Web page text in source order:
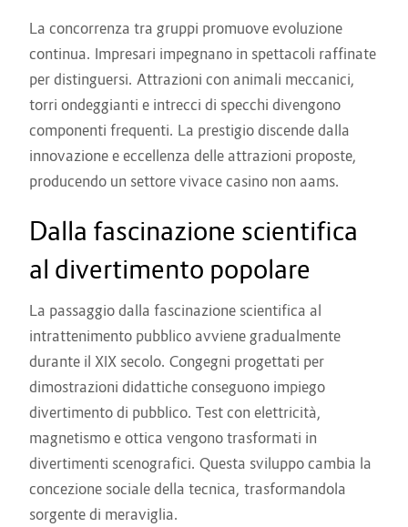
La concorrenza tra gruppi promuove evoluzione
continua. Impresari impegnano in spettacoli raffinate
per distinguersi. Attrazioni con animali meccanici,
torri ondeggianti e intrecci di specchi divengono
componenti frequenti. La prestigio discende dalla
innovazione e eccellenza delle attrazioni proposte,
producendo un settore vivace casino non aams.
Dalla fascinazione scientifica
al divertimento popolare
La passaggio dalla fascinazione scientifica al
intrattenimento pubblico avviene gradualmente
durante il XIX secolo. Congegni progettati per
dimostrazioni didattiche conseguono impiego
divertimento di pubblico. Test con elettricità,
magnetismo e ottica vengono trasformati in
divertimenti scenografici. Questa sviluppo cambia la
concezione sociale della tecnica, trasformandola
sorgente di meraviglia.